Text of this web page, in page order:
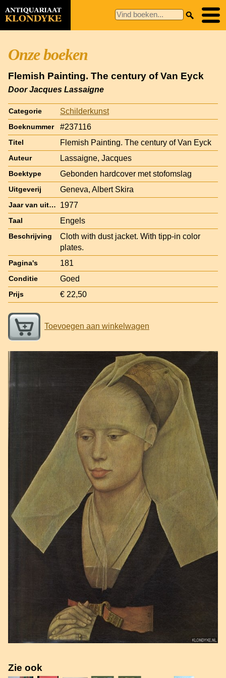
Onze boeken
Flemish Painting. The century of Van Eyck
Door Jacques Lassaigne
Categorie Schilderkunst
Boeknummer #237116
Titel Flemish Painting. The century of Van Eyck
Auteur Lassaigne, Jacques
Boektype Gebonden hardcover met stofomslag
Uitgeverij Geneva, Albert Skira
Jaar van uitgave 1977
Taal Engels
Beschrijving
Cloth with dust jacket. With tipp-in color
plates.
Pagina's 181
Conditie Goed
Prijs € 22,50
Toevoegen aan winkelwagen
Zie ook